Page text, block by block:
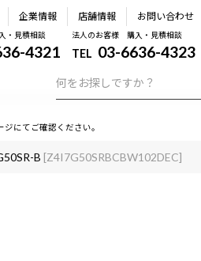
企業情報 店舗情報 お問い合わせ
・見積相談
4321
法人のお客様 購入・見積相談
TEL 03-6636-4323
にてご確認ください。
B [Z4I7G50SRBCBW102DEC]